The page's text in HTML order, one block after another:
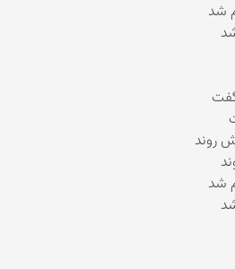
شد
روند
شد